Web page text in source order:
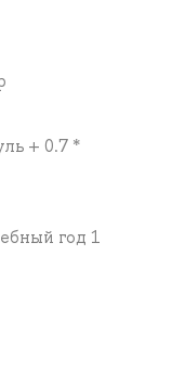
+ 0.7 *
год 1